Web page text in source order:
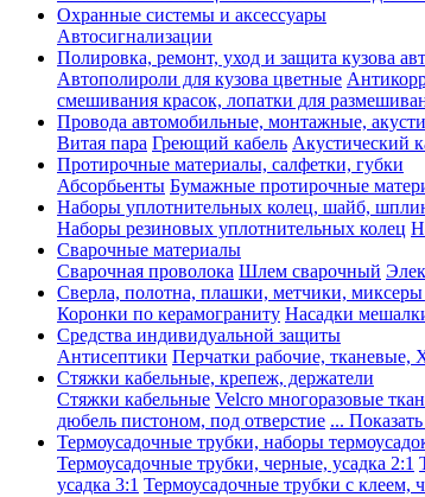
Охранные системы и аксессуары
Автосигнализации
Полировка, ремонт, уход и защита кузова
Автополироли для кузова цветные
смешивания красок, лопатки для
Провода автомобильные, монтажные,
Витая пара Греющий кабель Акустический
Протирочные материалы, салфетки, губки
Абсорбьенты Бумажные протирочные
Наборы уплотнительных колец, шайб,
Наборы резиновых уплотнительных колец
Сварочные материалы
Сварочная проволока Шлем сварочный
Сверла, полотна, плашки, метчики, миксеры
Коронки по керамограниту Насадки
Средства индивидуальной защиты
Антисептики Перчатки рабочие, тканевые,
Стяжки кабельные, крепеж, держатели
Стяжки кабельные Velcro многоразовые
дюбель пистоном, под отверстие ...
Термоусадочные трубки, наборы
Термоусадочные трубки, черные, усадка 2:1
усадка 3:1 Термоусадочные трубки с клеем,